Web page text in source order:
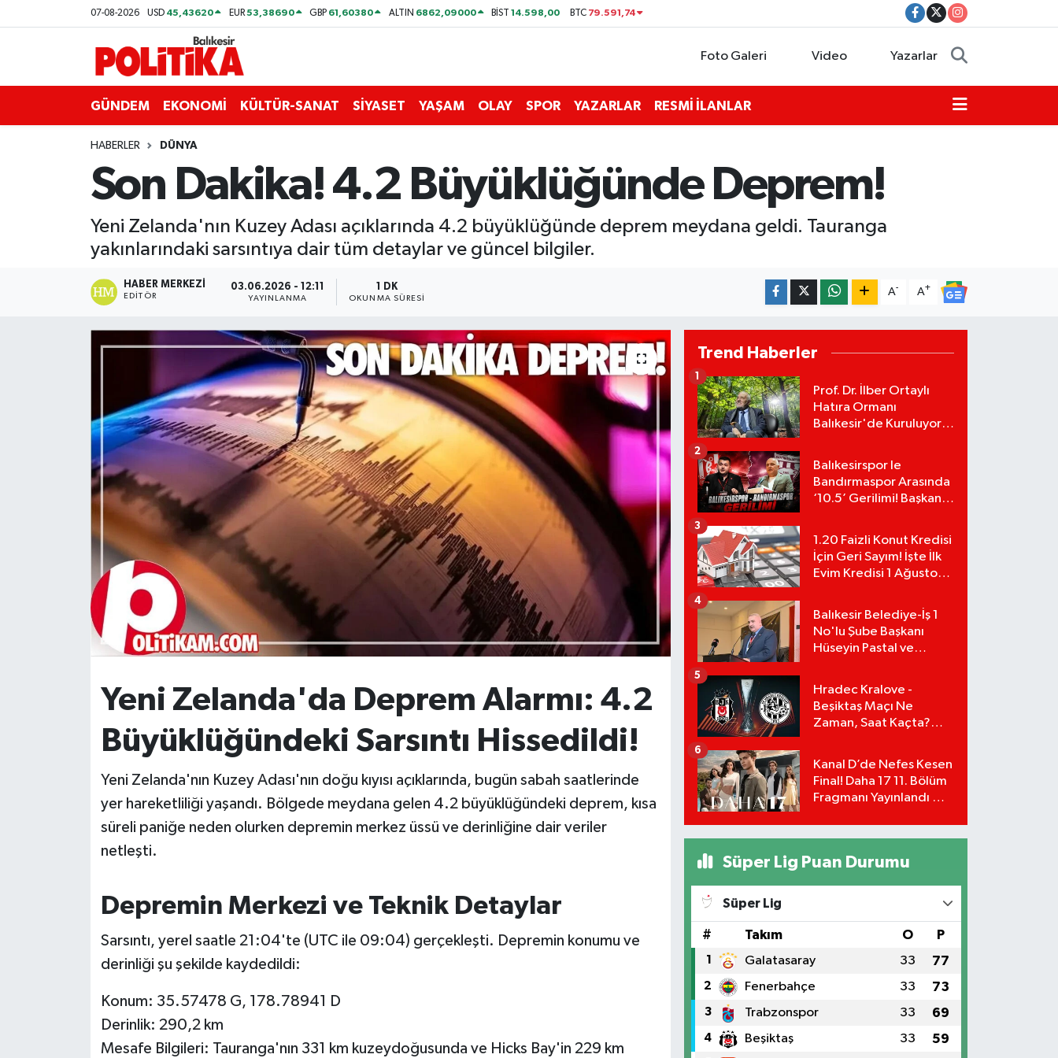
07-08-2026 USD 45,43620 EUR53,38690 GBP 61,60380 ALTIN 6862,09000 BİST14.598,00 BTC 79.591,74
Foto Galeri Video Yazarlar
GÜNDEM EKONOMİ KÜLTÜR-SANAT SİYASET YAŞAM OLAY SPOR YAZARLAR RESMİ İLANLAR
HABERLER DÜNYA
Son Dakika! 4.2 Büyüklüğünde Deprem!
Yeni Zelanda'nın Kuzey Adası açıklarında 4.2 büyüklüğünde deprem meydana geldi. Tauranga
yakınlarındaki sarsıntıya dair tüm detaylar ve güncel bilgiler.
HABER MERKEZI
EDITÖR
03.06.2026 - 12:11
YAYINLANMA
1 DK
OKUNMA SÜRESI
A- A+
Yeni Zelanda'da Deprem Alarmı: 4.2
Büyüklüğündeki Sarsıntı Hissedildi!
Yeni Zelanda'nın Kuzey Adası'nın doğu kıyısı açıklarında, bugün sabah saatlerinde
yer hareketliliği yaşandı. Bölgede meydana gelen 4.2 büyüklüğündeki deprem, kısa
süreli paniğe neden olurken depremin merkez üssü ve derinliğine dair veriler
netleşti.
Depremin Merkezi ve Teknik Detaylar
Sarsıntı, yerel saatle 21:04'te (UTC ile 09:04) gerçekleşti. Depremin konumu ve
derinliği şu şekilde kaydedildi:
Konum: 35.57478 G, 178.78941 D
Derinlik: 290,2 km
Mesafe Bilgileri: Tauranga'nın 331 km kuzeydoğusunda ve Hicks Bay'in 229 km
Trend Haberler
Prof. Dr. İlber Ortaylı
Hatıra Ormanı
Balıkesir'de Kuruluyor!
1
Balıkesirspor le
Bandırmaspor Arasında
‘10.5’ Gerilimi! Başkan
Tepki!
2
1.20 Faizli Konut Kredisi
İçin Geri Sayım! İşte İlk
Evim Kredisi 1 Ağustos
Hesaplama Tablosu:
3
Balıkesir Belediye-İş 1
No'lu Şube Başkanı
Hüseyin Pastal ve
4
Hradec Kralove -
Beşiktaş Maçı Ne
Zaman, Saat Kaçta?
Detayları!
5
Kanal D’de Nefes Kesen
Final! Daha 17 11. Bölüm
Fragmanı Yayınlandı Mı?
6
Süper Lig Puan Durumu
Süper Lig
# Takım O P
1 Galatasaray 33 77
2 Fenerbahçe 33 73
3 Trabzonspor 33 69
4 Beşiktaş 33 59
ASTROLOJİ
Bandırma
Bigadiç
BİYOGRAFİLER
Burhaniye
Dursunbey
Edremit
EKONOMİ
KENT GÜNDEMİ
KÜLTÜR-SANAT
MAGAZİN
Balıkesir Nöbetçi Eczaneler
Balıkesir Hava Durumu
Balıkesir Namaz Vakitleri
Balıkesir Trafik Yoğunluk Haritası
Süper Lig Puan Durumu ve Fikstür
Tüm Manşetler
Son Dakika Haberleri